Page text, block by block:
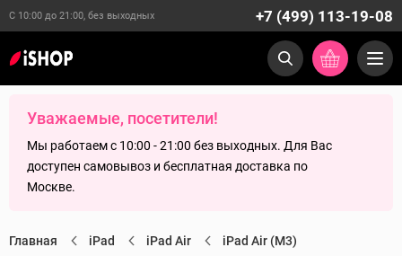
С 10:00 до 21:00, без выходных +7 (499) 113-19-08
Уважаемые, посетители!
Мы работаем с 10:00 - 21:00 без выходных. Для Вас
доступен самовывоз и бесплатная доставка по
Москве.
Главная iPad iPad Air
iPad Air (M3)